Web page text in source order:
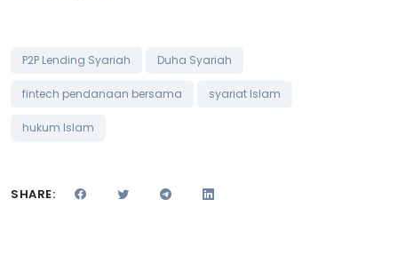
P2P Lending Syariah Duha Syariah
fintech pendanaan bersama syariat Islam
hukum Islam
SHARE: